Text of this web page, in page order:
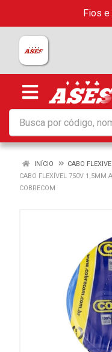
Fios e
INÍCIO CABO
CABO FLEXÍVEL 750V 1,5MM
COBRECOM